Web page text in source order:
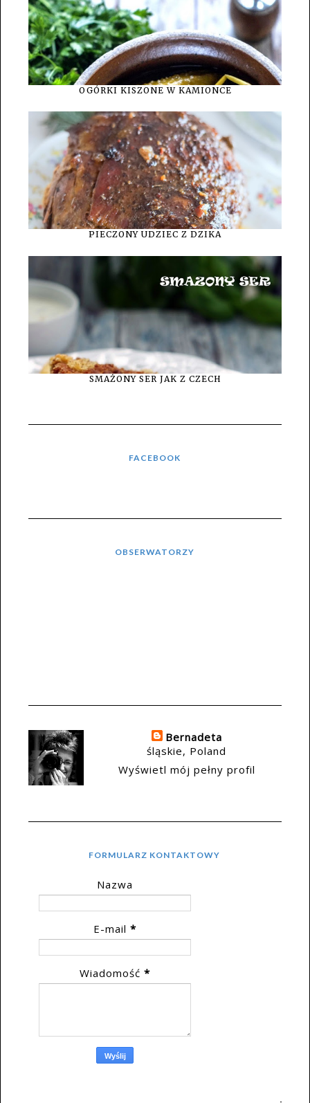
OGÓRKI KISZONE W KAMIONCE
PIECZONY UDZIEC Z DZIKA
SMAŻONY SER JAK Z CZECH
FACEBOOK
OBSERWATORZY
Bernadeta
śląskie, Poland
Wyświetl mój pełny profil
FORMULARZ KONTAKTOWY
Nazwa
E-mail *
Wiadomość *